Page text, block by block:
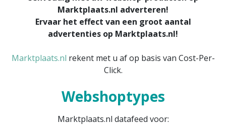
Marktplaats.nl adverteren!
Ervaar het effect van een groot aantal
advertenties op Marktplaats.nl!
Marktplaats.nl rekent met u af op basis van Cost-Per-
Click.
Webshoptypes
Marktplaats.nl datafeed voor: